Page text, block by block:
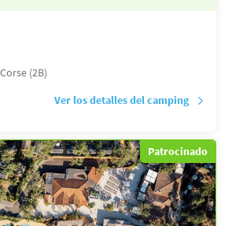
(2B)
Ver los detalles del camping
Patrocinado